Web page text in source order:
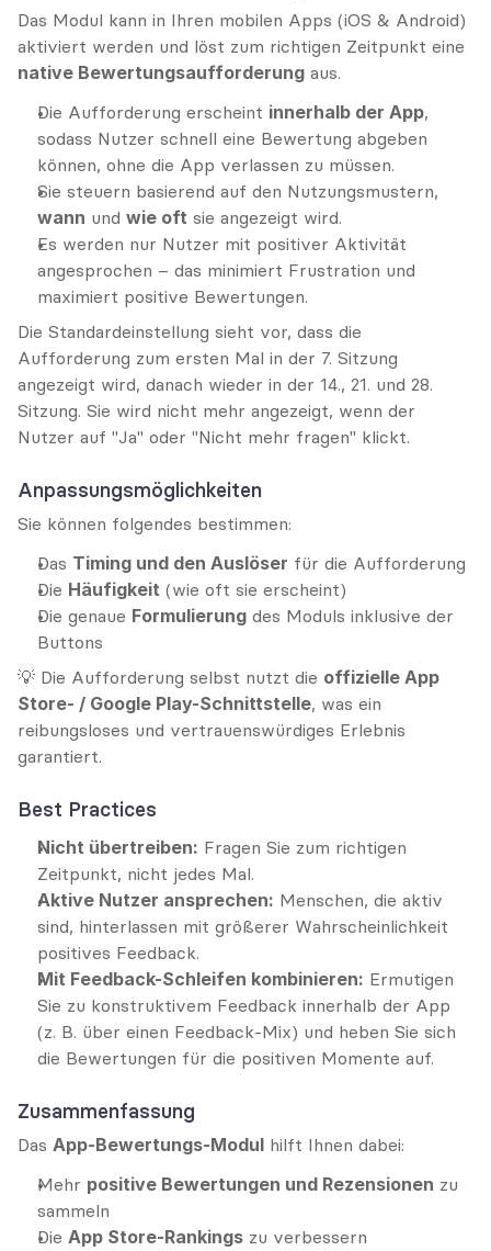
Das Modul kann in Ihren mobilen Apps (iOS & Android)
native Bewertungsaufforderung aus.
Die Aufforderung erscheint innerhalb der App,
sodass Nutzer schnell eine Bewertung abgeben
können, ohne die App verlassen zu müssen.
wann und wie oft sie angezeigt wird.
Es werden nur Nutzer mit positiver Aktivität
angesprochen – das minimiert Frustration und
maximiert positive Bewertungen.
Die Standardeinstellung sieht vor, dass die
Aufforderung zum ersten Mal in der 7. Sitzung
angezeigt wird, danach wieder in der 14., 21. und 28.
Sitzung. Sie wird nicht mehr angezeigt, wenn der
Nutzer auf "Ja" oder "Nicht mehr fragen" klickt.
Anpassungsmöglichkeiten
Sie können folgendes bestimmen:
Das Timing und den Auslöser für die Aufforderung
Die Häufigkeit (wie oft sie erscheint)
Die genaue Formulierung des Moduls inklusive der
Buttons
💡 Die Aufforderung selbst nutzt die offizielle App
Store- / Google Play-Schnittstelle, was ein
reibungsloses und vertrauenswürdiges Erlebnis
garantiert.
Best Practices
Nicht übertreiben: Fragen Sie zum richtigen
Zeitpunkt, nicht jedes Mal.
Aktive Nutzer ansprechen: Menschen, die aktiv
sind, hinterlassen mit größerer Wahrscheinlichkeit
positives Feedback.
Mit Feedback-Schleifen kombinieren: Ermutigen
Sie zu konstruktivem Feedback innerhalb der App
(z. B. über einen Feedback-Mix) und heben Sie sich
die Bewertungen für die positiven Momente auf.
Zusammenfassung
Das App-Bewertungs-Modul hilft Ihnen dabei:
Mehr positive Bewertungen und Rezensionen zu
sammeln
Die App Store-Rankings zu verbessern